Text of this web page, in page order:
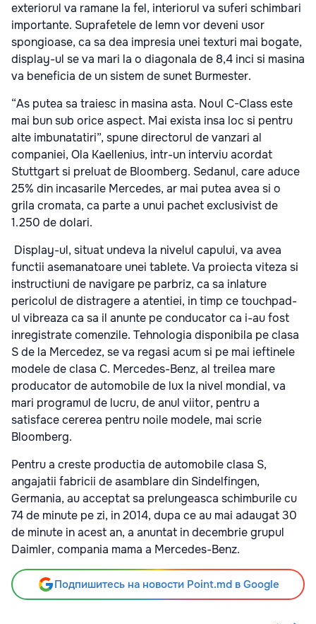
exteriorul va ramane la fel, interiorul va suferi schimbari
importante. Suprafetele de lemn vor deveni usor
spongioase, ca sa dea impresia unei texturi mai bogate,
display-ul se va mari la o diagonala de 8,4 inci si masina
va beneficia de un sistem de sunet Burmester.
“As putea sa traiesc in masina asta. Noul C-Class este
mai bun sub orice aspect. Mai exista insa loc si pentru
alte imbunatatiri”, spune directorul de vanzari al
companiei, Ola Kaellenius, intr-un interviu acordat
Stuttgart si preluat de Bloomberg. Sedanul, care aduce
25% din incasarile Mercedes, ar mai putea avea si o
grila cromata, ca parte a unui pachet exclusivist de
1.250 de dolari.
Display-ul, situat undeva la nivelul capului, va avea
functii asemanatoare unei tablete. Va proiecta viteza si
instructiuni de navigare pe parbriz, ca sa inlature
pericolul de distragere a atentiei, in timp ce touchpad-
ul vibreaza ca sa il anunte pe conducator ca i-au fost
inregistrate comenzile. Tehnologia disponibila pe clasa
S de la Mercedez, se va regasi acum si pe mai ieftinele
modele de clasa C. Mercedes-Benz, al treilea mare
producator de automobile de lux la nivel mondial, va
mari programul de lucru, de anul viitor, pentru a
satisface cererea pentru noile modele, mai scrie
Bloomberg.
Pentru a creste productia de automobile clasa S,
angajatii fabricii de asamblare din Sindelfingen,
Germania, au acceptat sa prelungeasca schimburile cu
74 de minute pe zi, in 2014, dupa ce au mai adaugat 30
de minute in acest an, a anuntat in decembrie grupul
Daimler, compania mama a Mercedes-Benz.
Подпишитесь на новости Point.md в Google